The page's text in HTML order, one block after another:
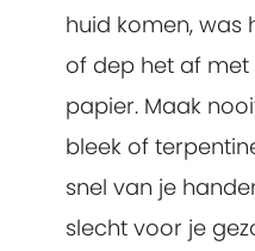
huid komen, was
of dep het af met
papier. Maak
bleek of
snel van je
slecht voor je